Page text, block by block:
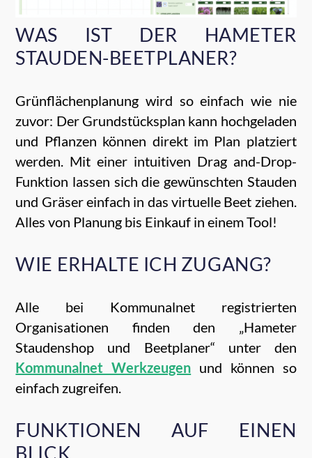
WAS IST DER HAMETER
STAUDEN-BEETPLANER?
Grünflächenplanung wird so einfach wie nie
zuvor: Der Grundstücksplan kann hochgeladen
und Pflanzen können direkt im Plan platziert
werden. Mit einer intuitiven Drag and-Drop-
Funktion lassen sich die gewünschten Stauden
und Gräser einfach in das virtuelle Beet ziehen.
Alles von Planung bis Einkauf in einem Tool!
WIE ERHALTE ICH ZUGANG?
Alle bei Kommunalnet registrierten
Organisationen finden den „Hameter
Staudenshop und Beetplaner“ unter den
Kommunalnet Werkzeugen und können so
einfach zugreifen.
FUNKTIONEN AUF EINEN
BLICK